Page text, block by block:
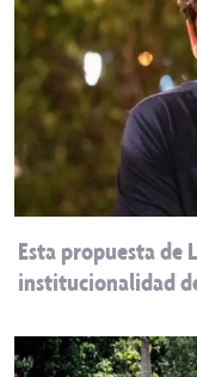
Esta propuesta de
institucionalidad